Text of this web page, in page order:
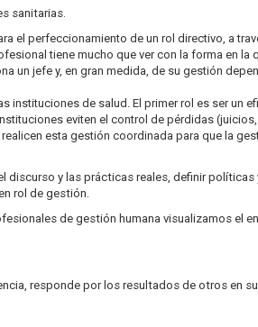
sanitarias.
el perfeccionamiento de un rol directivo, a
tiene mucho que ver con la forma en la
un jefe y, en gran medida, de su gestión
instituciones de salud. El primer rol es ser un
eviten el control de pérdidas
esta gestión coordinada para que la
y las prácticas reales, definir
rol de gestión.
de gestión humana visualizamos el
responde por los resultados de otros en